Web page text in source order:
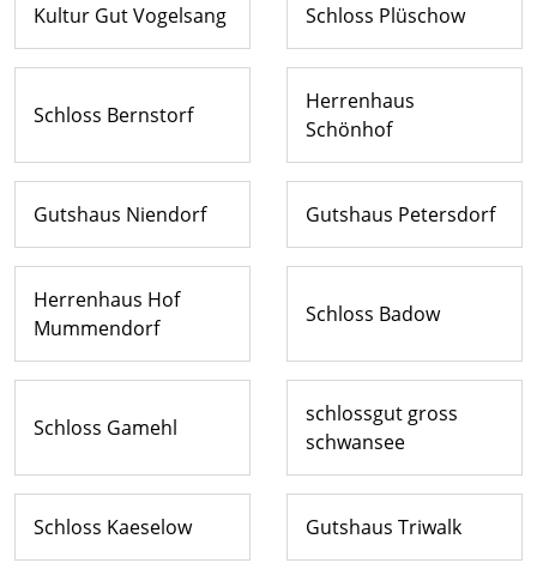
Kultur Gut Vogelsang Schloss Plüschow
Schloss Bernstorf
Herrenhaus
Schönhof
Gutshaus Niendorf Gutshaus Petersdorf
Herrenhaus Hof
Mummendorf
Schloss Badow
Schloss Gamehl
schlossgut gross
schwansee
Schloss Kaeselow Gutshaus Triwalk